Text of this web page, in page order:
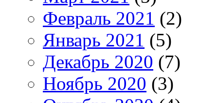
Февраль 2021 (2)
Январь 2021 (5)
Декабрь 2020 (7)
Ноябрь 2020 (3)